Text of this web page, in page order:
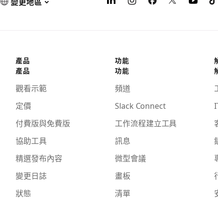
產品
產品
觀看示範
定價
付費版與免費版
協助工具
精選發布內容
變更日誌
狀態
功能
功能
頻道
Slack Connect
工作流程建立工具
訊息
微型會議
畫板
清單